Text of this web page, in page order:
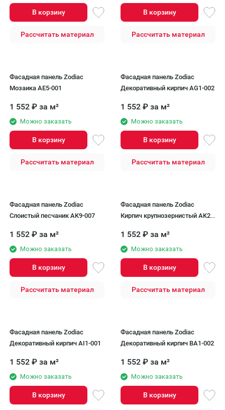
В корзину
Рассчитать материал
В корзину
Рассчитать материал
Фасадная панель Zodiac
Мозаика AE5-001
1 552 ₽ за м²
Можно заказать
В корзину
Рассчитать материал
Фасадная панель Zodiac
Декоративный кирпич AG1-002
1 552 ₽ за м²
Можно заказать
В корзину
Рассчитать материал
Фасадная панель Zodiac
Слоистый песчаник AK9-007
1 552 ₽ за м²
Можно заказать
В корзину
Рассчитать материал
Фасадная панель Zodiac
Кирпич крупнозернистый AK2-
1 552 ₽ за м²
Можно заказать
В корзину
Рассчитать материал
Фасадная панель Zodiac
Декоративный кирпич AI1-001
1 552 ₽ за м²
Можно заказать
В корзину
Фасадная панель Zodiac
Декоративный кирпич BA1-002
1 552 ₽ за м²
Можно заказать
В корзину